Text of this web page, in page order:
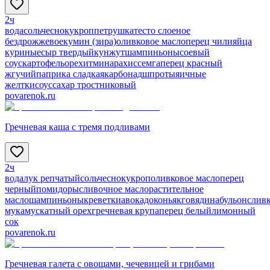
2ч
водасольчеснокукроппетрушкатесто слоеное
бездрожжевоекумин (зира)оливковое маслоперец чилияйца
куриныесыр твердыйкунжутшампиньонысоевый
соускартофельорехитминарахиссемгаперец красный
жгучийпаприка сладкаякарбонадшпротыяичные
желткисоуссахар тростниковый
povarenok.ru
Гречневая каша с тремя подливами
2ч
водалук репчатыйсольчеснокукрополивковое маслоперец
черныйпомидорысливочное маслорастительное
маслошампиньоныкреветкиавокадоконьякговядинабульон
мукамускатный орехгречневая крупаперец белыйлимонный
сок
povarenok.ru
Гречневая галета с овощами, чечевицей и грибами